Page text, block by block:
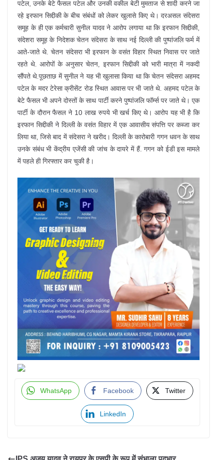
पटेल, उनके बेटे फैसल पटेल और उनकी वकील बेटी मुमताज से शादी करने जा
रहे इरफान सिद्दीकी के बीच संबंधों को लेकर खुलासे किए थे। दरअसल संदेसरा
समूह के ही एक कर्मचारी सुनील यादव ने आरोप लगाया था कि इरफान सिद्दीकी,
संदेशरा समूह के निदेशक चेतन संदेसरा के साथ नई दिल्ली की पुष्पांजलि फर्म में
आते-जाते थे. चेतन संदेसरा भी इरफान के वसंत विहार स्थित निवास पर जाते
रहते थे. आरोपों के अनुसार चेतन, इरफान सिद्दीकी को भारी मात्रा में नकदी
सौंपते थे.पूछताछ में सुनील ने यह भी खुलासा किया था कि चेतन संदेसरा अहमद
पटेल के मदर टेरेसा क्रीसेंट रोड स्थित आवास पर भी जाते थे. अहमद पटेल के
बेटे फैसल भी अपने दोस्तों के साथ पार्टी करने पुष्पांजलि फॉर्म्स पर जाते थे। एक
पार्टी के दौरान फैसल ने 10 लाख रुपये भी खर्च किए थे। आरोप यह भी है कि
इरफान सिद्दीकी ने दिल्ली के वसंत विहार में एक आवासीय संपत्ति पर कब्जा कर
लिया था, जिसे बाद में संदेसरा ने खरीद। दिल्ली के कारोबारी गगन धवन के साथ
उनके संबंध भी केंद्रीय एजेंसी की जांच के दायरे में हैं. गगन को ईडी इस मामले
में पहले ही गिरफ्तार कर चुकी है।
WhatsApp Facebook Twitter
LinkedIn